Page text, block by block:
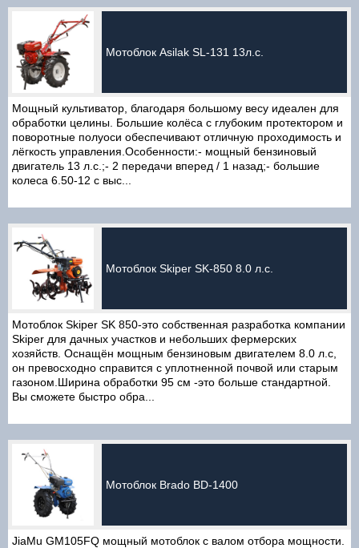
Мотоблок Asilak SL-131 13л.с.
Мощный культиватор, благодаря большому весу идеален для
обработки целины. Большие колёса с глубоким протектором и
поворотные полуоси обеспечивают отличную проходимость и
лёгкость управления.Особенности:- мощный бензиновый
двигатель 13 л.с.;- 2 передачи вперед / 1 назад;- большие
колеса 6.50-12 с выс...
Мотоблок Skiper SK-850 8.0 л.с.
Мотоблок Skiper SK 850-это собственная разработка компании
Skiper для дачных участков и небольших фермерских
хозяйств. Оснащён мощным бензиновым двигателем 8.0 л.с,
он превосходно справится с уплотненной почвой или старым
газоном.Ширина обработки 95 см -это больше стандартной.
Вы сможете быстро обра...
Мотоблок Brado BD-1400
JiaMu GM105FQ мощный мотоблок с валом отбора мощности.